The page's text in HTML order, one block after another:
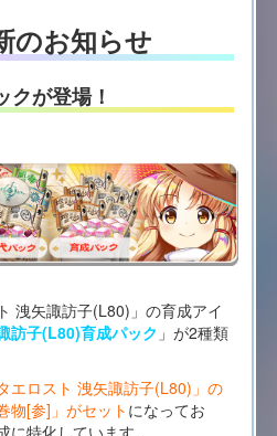
のお知らせ
が登場！
洩矢諏訪子(L80)」の育成アイ
訪子(L80)育成パック 」が2種類
エロスト 洩矢諏訪子(L80)」の
物[参]」がセット になってお